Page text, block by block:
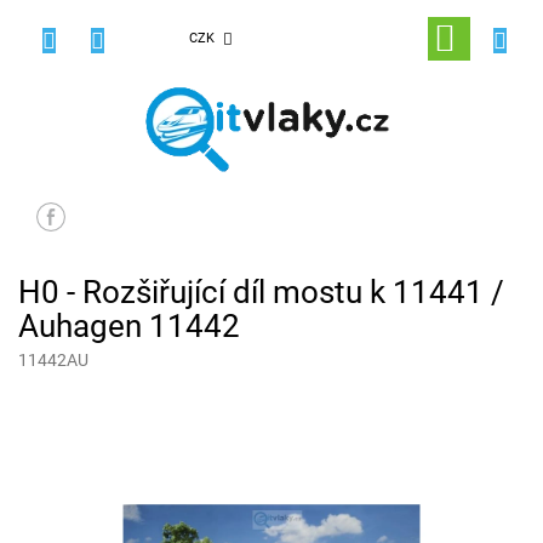
CZK
NÁKUPNÍ
KOŠÍK
H0 - Rozšiřující díl mostu k 11441 /
Auhagen 11442
11442AU